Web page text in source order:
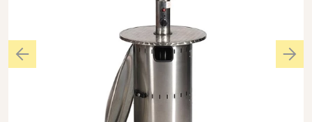
Previous